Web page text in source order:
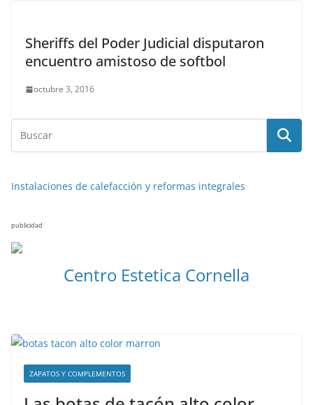
Sheriffs del Poder Judicial disputaron
encuentro amistoso de softbol
octubre 3, 2016
Instalaciones de calefacción y reformas integrales
publicidad
Centro Estetica Cornella
ZAPATOS Y COMPLEMENTOS